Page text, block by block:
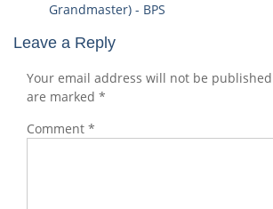
Grandmaster) - BPS
Leave a Reply
Your email address will not be
are marked *
Comment *